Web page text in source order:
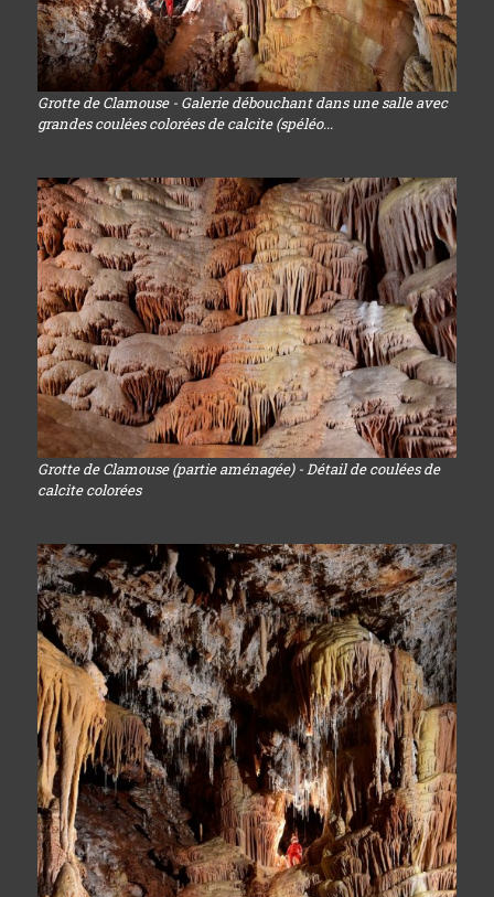
Grotte de Clamouse - Galerie débouchant dans une salle avec
grandes coulées colorées de calcite (spéléo...
Grotte de Clamouse (partie aménagée) - Détail de coulées de
calcite colorées